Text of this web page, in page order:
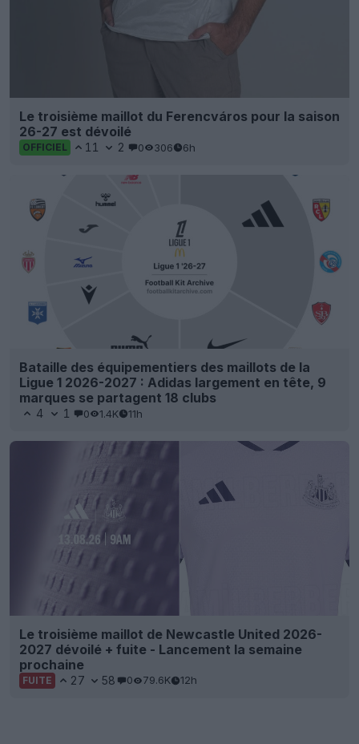
Le troisième maillot du Ferencváros pour la saison
26-27 est dévoilé
OFFICIEL 11 2 0 306 6h
Bataille des équipementiers des maillots de la
Ligue 1 2026-2027 : Adidas largement en tête, 9
marques se partagent 18 clubs
4 1 0 1.4K 11h
Le troisième maillot de Newcastle United 2026-
2027 dévoilé + fuite - Lancement la semaine
prochaine
FUITE 27 58 0 79.6K 12h